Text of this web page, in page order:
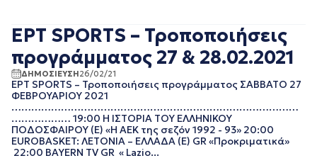
ΟΚΤΩΒΡΙΟΣ 2023
ΑΥΓΟΥΣΤΟΣ 2023
ΙΟΥΛΙΟΣ 2023
ΙΟΥΝΙΟΣ 2023
ΑΠΡΙΛΙΟΣ 2023
ΜΑΡΤΙΟΣ 2023
ΦΕΒΡΟΥΑΡΙΟΣ 2023
ΙΑΝΟΥΑΡΙΟΣ 2023
ΝΟΕΜΒΡΙΟΣ 2022
ΕΡΤ SPORTS – Τροποποιήσεις
προγράμματος 27 & 28.02.2021
ΔΗΜΟΣΙΕΥΣΗ26/02/21
ΕΡΤ SPORTS – Τροποποιήσεις προγράμματος ΣΑΒΒΑΤΟ 27
ΦΕΒΡΟΥΑΡΙΟΥ 2021
……………………………………………………………………………
……………… 19:00 Η ΙΣΤΟΡΙΑ ΤΟΥ ΕΛΛΗΝΙΚΟΥ
ΠΟΔΟΣΦΑΙΡΟΥ (Ε) «Η ΑΕΚ της σεζόν 1992 - 93» 20:00
EUROBASKET: ΛΕΤΟΝΙΑ – ΕΛΛΑΔΑ (Ε) GR «Προκριματικά»
22:00 BAYERN TV GR « Lazio...